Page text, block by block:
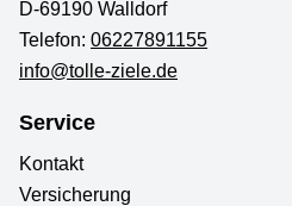
D-69190 Walldorf
Telefon: 06227891155
info@tolle-ziele.de
Service
Kontakt
Versicherung